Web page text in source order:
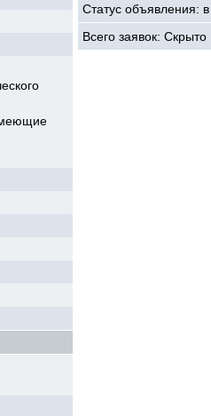
Статус объявления: в
Всего заявок: Скрыто